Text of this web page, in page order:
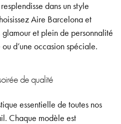
dans un style
Aire Barcelona et
et plein de personnalité
d’une occasion spéciale.
de qualité
essentielle de toutes nos
Chaque modèle est